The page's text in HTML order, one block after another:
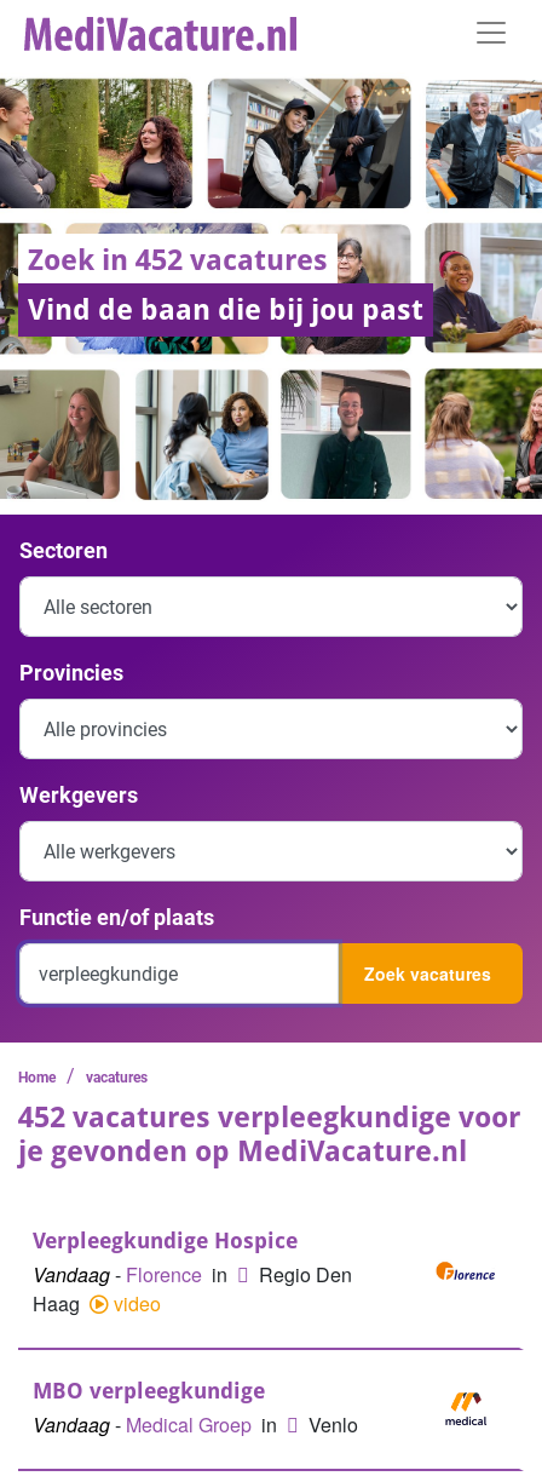
Zoek in 452 vacatures
Vind de baan die bij jou past
Sectoren
Provincies
Werkgevers
Functie en/of plaats
Zoek vacatures
Home / vacatures
452 vacatures verpleegkundige voor
je gevonden op MediVacature.nl
Verpleegkundige Hospice
Vandaag- Florence in
Regio Den
Haag
video
MBO verpleegkundige
Vandaag- Medical Groep in Venlo